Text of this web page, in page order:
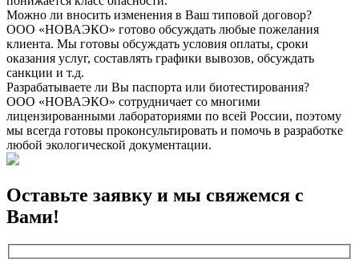
Можно ли вносить изменения в Ваш типовой договор?
ООО «НОВАЭКО» готово обсуждать любые пожелания
клиента. Мы готовы обсуждать условия оплаты, сроки
оказания услуг, составлять графики вывозов, обсуждать
санкции и т.д.
Разрабатываете ли Вы паспорта или биотестирования?
ООО «НОВАЭКО» сотрудничает со многими
лицензированными лабораториями по всей России, поэтому
мы всегда готовы проконсультировать и помочь в разработке
любой экологической документации.
Оставьте заявку и мы свяжемся с
Вами!